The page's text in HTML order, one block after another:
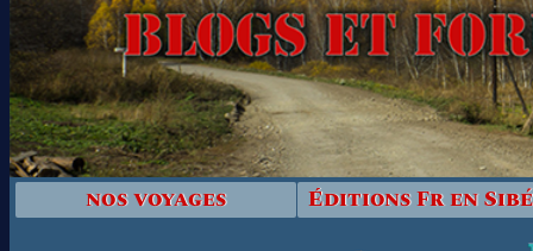
nos voyages Éditions Fr en